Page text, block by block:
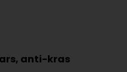
anti-kras